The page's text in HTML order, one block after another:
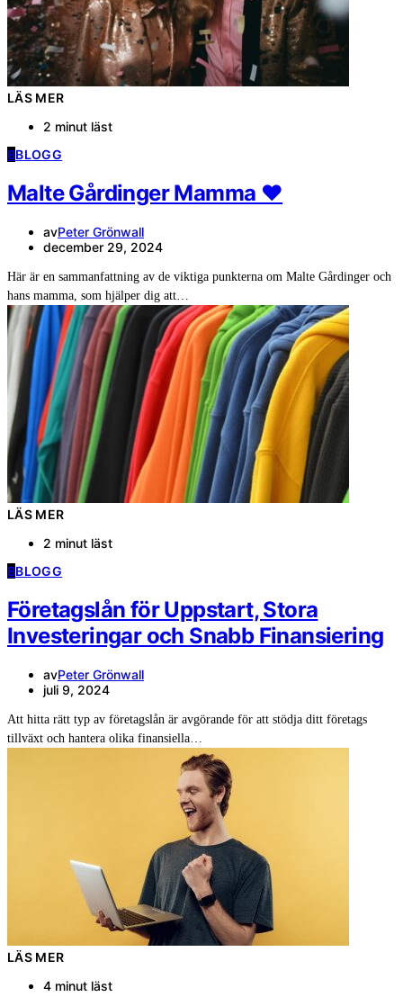
LÄS MER
2 minut läst
BBLOGG
Malte Gårdinger Mamma ❤️
avPeter Grönwall
december 29, 2024
Här är en sammanfattning av de viktiga punkterna om Malte Gårdinger och
hans mamma, som hjälper dig att…
LÄS MER
2 minut läst
BBLOGG
Företagslån för Uppstart, Stora
Investeringar och Snabb Finansiering
avPeter Grönwall
juli 9, 2024
Att hitta rätt typ av företagslån är avgörande för att stödja ditt företags
tillväxt och hantera olika finansiella…
LÄS MER
4 minut läst